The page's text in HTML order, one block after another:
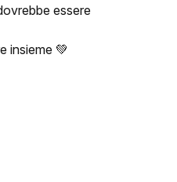
essere
insieme 💚